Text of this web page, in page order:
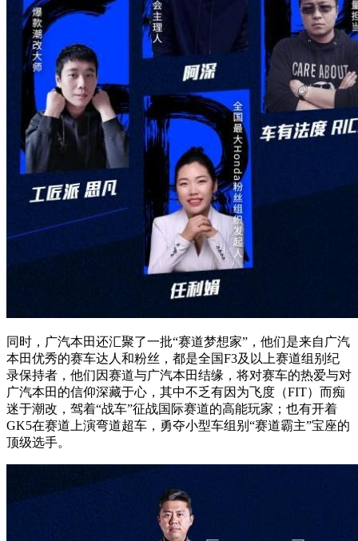
同时，广汽本田还汇聚了一批“赛道梦想家”，他们是来自广汽
本田优秀的赛车达人和粉丝，都是全国F3及以上赛道组别纪
录保持者，他们因赛道与广汽本田结缘，将对赛车的热爱与对
广汽本田的信仰深藏于心，其中不乏有因为飞度（FIT）而痴
迷于潮改，驾着“战车”征战国际赛道的高能玩家；也有开着
GK5在赛道上演弯道超车，勇夺小型车组别“赛道霸主”宝座的
顶级选手。